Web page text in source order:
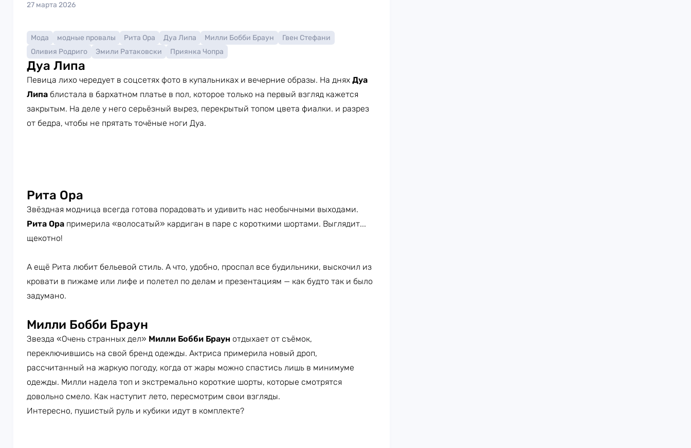
27 марта 2026
Мода модные провалы Рита Ора Дуа Липа Милли Бобби Браун
Гвен Стефани
Оливия Родриго
Эмили Ратаковски Приянка Чопра
Дуа Липа
Певица лихо чередует в соцсетях фото в купальниках и вечерние образы. На днях Дуа
Липа блистала в бархатном платье в пол, которое только на первый взгляд кажется
закрытым. На деле у него серьёзный вырез, перекрытый топом цвета фиалки. и разрез
от бедра, чтобы не прятать точёные ноги Дуа.
Рита Ора
Звёздная модница всегда готова порадовать и удивить нас необычными выходами.
Рита Ора примерила «волосатый» кардиган в паре с короткими шортами. Выглядит...
щекотно!
А ещё Рита любит бельевой стиль. А что, удобно, проспал все будильники, выскочил из
кровати в пижаме или лифе и полетел по делам и презентациям — как будто так и было
задумано.
Милли Бобби Браун
Звезда «Очень странных дел» Милли Бобби Браун отдыхает от съёмок,
переключившись на свой бренд одежды. Актриса примерила новый дроп,
рассчитанный на жаркую погоду, когда от жары можно спастись лишь в минимуме
одежды. Милли надела топ и экстремально короткие шорты, которые смотрятся
довольно смело. Как наступит лето, пересмотрим свои взгляды.
Интересно, пушистый руль и кубики идут в комплекте?